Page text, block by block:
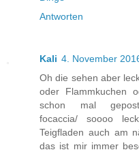
Antworten
Kali 4. November
Oh die sehen aber
oder Flammkuchen
schon mal
focaccia/ soooo
Teigfladen auch am
das ist mir immer